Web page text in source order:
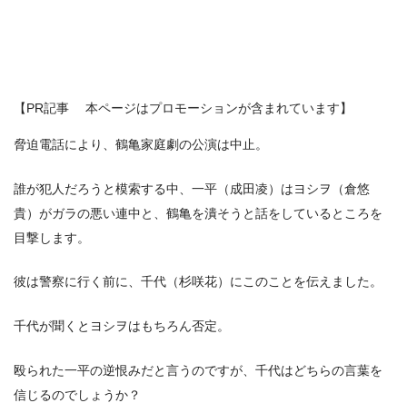
【PR記事 本ページはプロモーションが含まれています】
脅迫電話により、鶴亀家庭劇の公演は中止。
誰が犯人だろうと模索する中、一平（成田凌）はヨシヲ（倉悠
貴）がガラの悪い連中と、鶴亀を潰そうと話をしているところを
目撃します。
彼は警察に行く前に、千代（杉咲花）にこのことを伝えました。
千代が聞くとヨシヲはもちろん否定。
殴られた一平の逆恨みだと言うのですが、千代はどちらの言葉を
信じるのでしょうか？